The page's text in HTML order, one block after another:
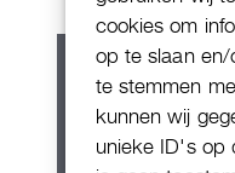
cookies om
op te slaan
te stemmen
kunnen wij
unieke ID's op